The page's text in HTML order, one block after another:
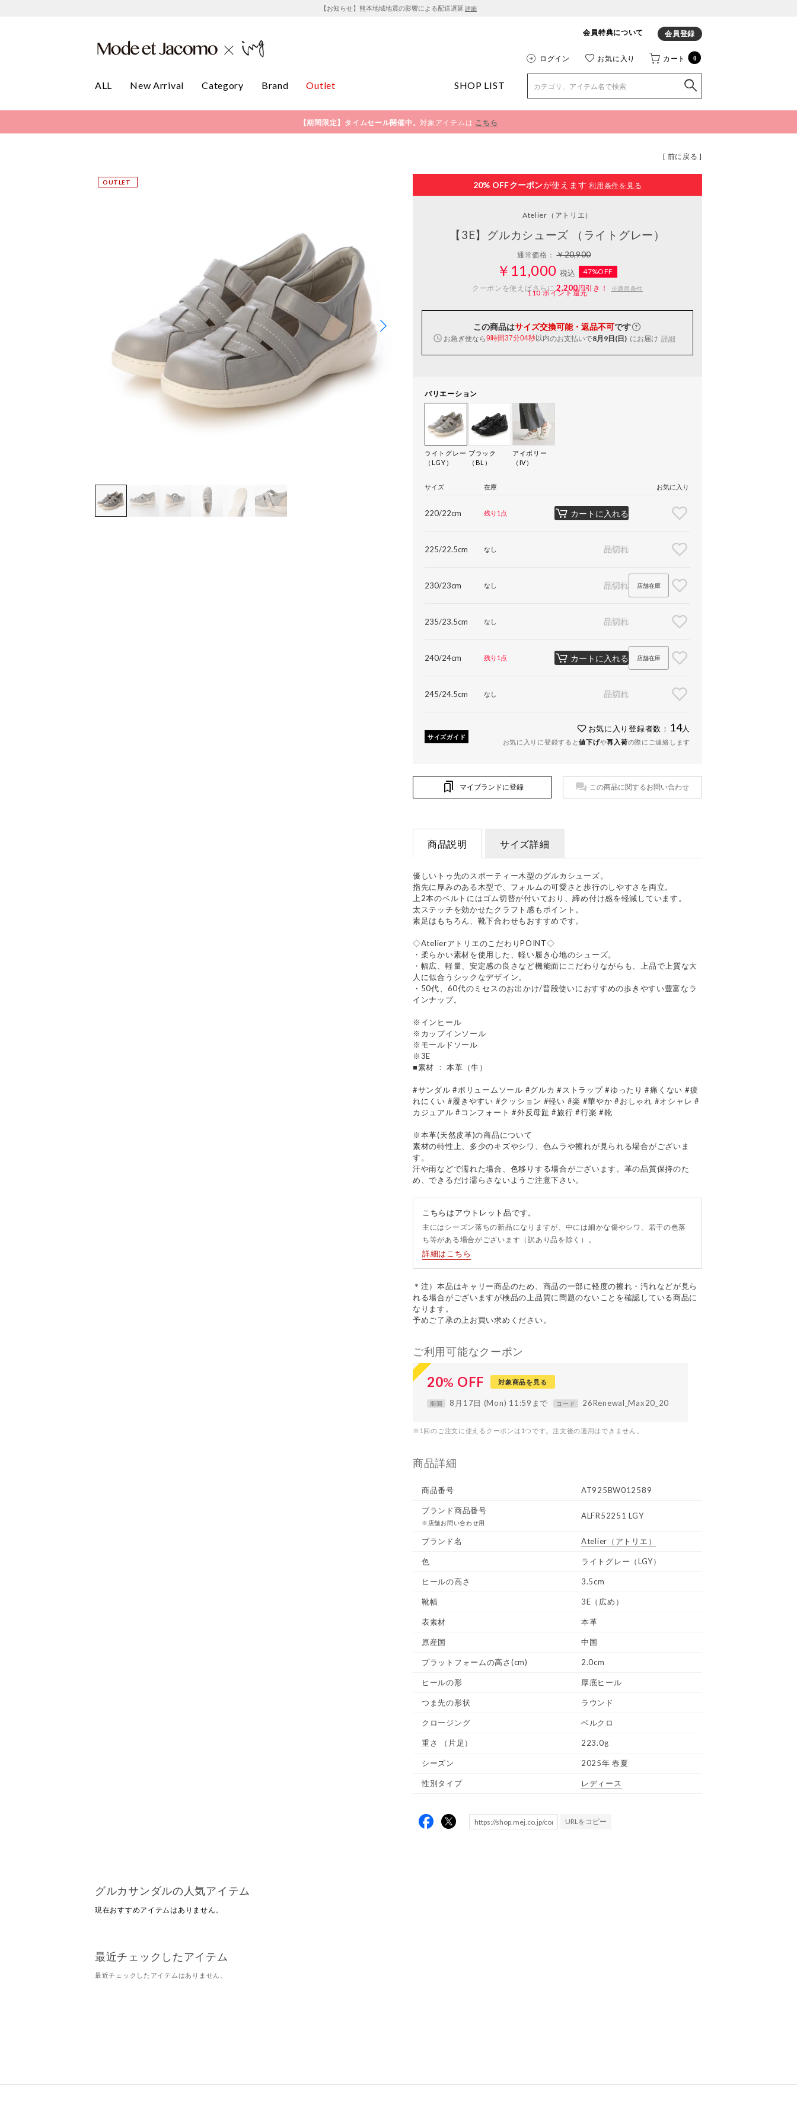
【お知らせ】熊本地域地震の影響による配送遅延 詳細
会員特典について 会員登録
ログイン お気に入り カート 0
ALL New Arrival Category Brand Outlet SHOP LIST
【期間限定】タイムセール開催中。対象アイテムは こちら
[ 前に戻る ]
20% OFFクーポンが使えます 利用条件を見る
Atelier （アトリエ）
【3E】グルカシューズ （ライトグレー）
通常価格：￥20,900
￥11,000 税込
47%OFF
クーポンを使えばさらに2,200円引き！ ※適用条件
110ポイント還元
この商品はサイズ交換可能・返品不可です
お急ぎ便なら9時間37分03秒以内のお支払いで8月9日(日) にお届け 詳細
バリエーション
ライトグレー
（LGY）
ブラック
（BL）
アイボリー
（IV）
サイズ 在庫 お気に入り
220/22cm 残り1点 カートに入れる
225/22.5cm なし 品切れ
230/23cm なし 品切れ 店舗在庫
235/23.5cm なし 品切れ
240/24cm 残り1点 カートに入れる 店舗在庫
245/24.5cm なし 品切れ
サイズガイド
お気に入り登録者数： 14人
お気に入りに登録すると値下げや再入荷の際にご連絡します
マイブランドに登録 この商品に関するお問い合わせ
商品説明 サイズ詳細
優しいトゥ先のスポーティー木型のグルカシューズ。
指先に厚みのある木型で、フォルムの可愛さと歩行のしやすさを両立。
上2本のベルトにはゴム切替が付いており、締め付け感を軽減しています。
太ステッチを効かせたクラフト感もポイント。
素足はもちろん、靴下合わせもおすすめです。
◇AtelierアトリエのこだわりPOINT◇
・柔らかい素材を使用した、軽い履き心地のシューズ。
・幅広、軽量、安定感の良さなど機能面にこだわりながらも、上品で上質な大
人に似合うシックなデザイン。
・50代、60代のミセスのお出かけ/普段使いにおすすめの歩きやすい豊富なラ
インナップ。
※インヒール
※カップインソール
※モールドソール
※3E
■素材 ： 本革（牛）
#サンダル #ボリュームソール #グルカ #ストラップ #ゆったり #痛くない #疲
れにくい #履きやすい #クッション #軽い #楽 #華やか #おしゃれ #オシャレ #
カジュアル #コンフォート #外反母趾 #旅行 #行楽 #靴
※本革(天然皮革)の商品について
素材の特性上、多少のキズやシワ、色ムラや擦れが見られる場合がございま
す。
汗や雨などで濡れた場合、色移りする場合がございます。革の品質保持のた
め、できるだけ濡らさないようご注意下さい。
こちらはアウトレット品です。
主にはシーズン落ちの新品になりますが、中には細かな傷やシワ、若干の色落
ち等がある場合がございます（訳あり品を除く）。
詳細はこちら
＊注）本品はキャリー商品のため、商品の一部に軽度の擦れ・汚れなどが見ら
れる場合がございますが検品の上品質に問題のないことを確認している商品に
なります。
予めご了承の上お買い求めください。
ご利用可能なクーポン
20% OFF 対象商品を見る
期間 8月17日 (Mon) 11:59まで コード 26Renewal_Max20_20
※1回のご注文に使えるクーポンは1つです。注文後の適用はできません。
商品詳細
商品番号 AT925BW012589
ブランド商品番号
※店舗お問い合わせ用
ALFR52251 LGY
ブランド名 Atelier （アトリエ）
色 ライトグレー（LGY）
ヒールの高さ 3.5cm
靴幅 3E（広め）
表素材 本革
原産国 中国
プラットフォームの高さ(cm) 2.0cm
ヒールの形 厚底ヒール
つま先の形状 ラウンド
クロージング ベルクロ
重さ （片足） 223.0g
シーズン 2025年 春夏
性別タイプ レディース
URLをコピー
グルカサンダルの人気アイテム
現在おすすめアイテムはありません。
最近チェックしたアイテム
最近チェックしたアイテムはありません。